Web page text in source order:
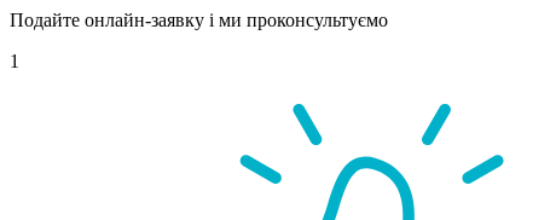
Подайте онлайн-заявку і ми проконсультуємо
1